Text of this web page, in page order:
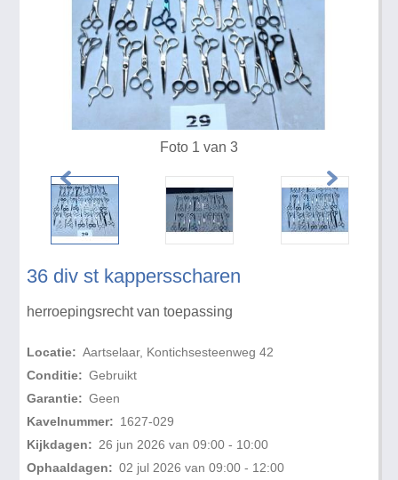
36 div st kappersscharen
herroepingsrecht van toepassing
Locatie: Aartselaar, Kontichsesteenweg 42
Conditie: Gebruikt
Garantie: Geen
Kavelnummer: 1627-029
Kijkdagen: 26 jun 2026 van 09:00 - 10:00
Ophaaldagen: 02 jul 2026 van 09:00 - 12:00
Foto 1 van 3